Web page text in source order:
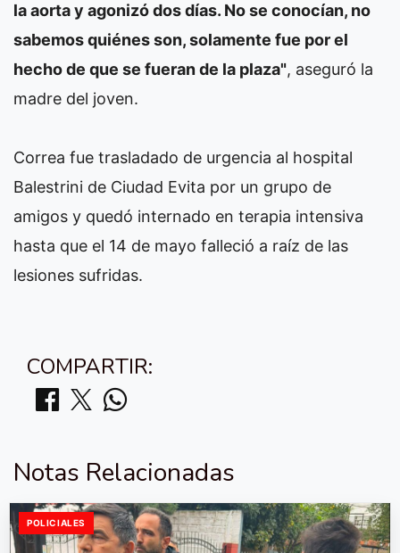
la aorta y agonizó dos días. No se conocían, no
sabemos quiénes son, solamente fue por el
hecho de que se fueran de la plaza", aseguró la
madre del joven.
Correa fue trasladado de urgencia al hospital
Balestrini de Ciudad Evita por un grupo de
amigos y quedó internado en terapia intensiva
hasta que el 14 de mayo falleció a raíz de las
lesiones sufridas.
COMPARTIR:
Notas Relacionadas
POLICIALES